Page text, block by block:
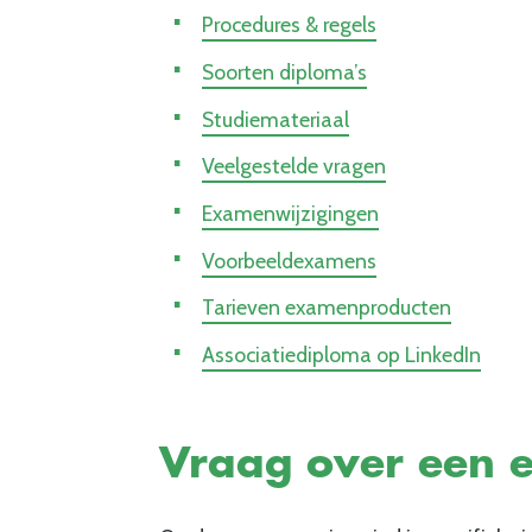
Procedures & regels
Soorten diploma’s
Studiemateriaal
Veelgestelde vragen
Examenwijzigingen
Voorbeeldexamens
Tarieven examenproducten
Associatiediploma op LinkedIn
Vraag over een